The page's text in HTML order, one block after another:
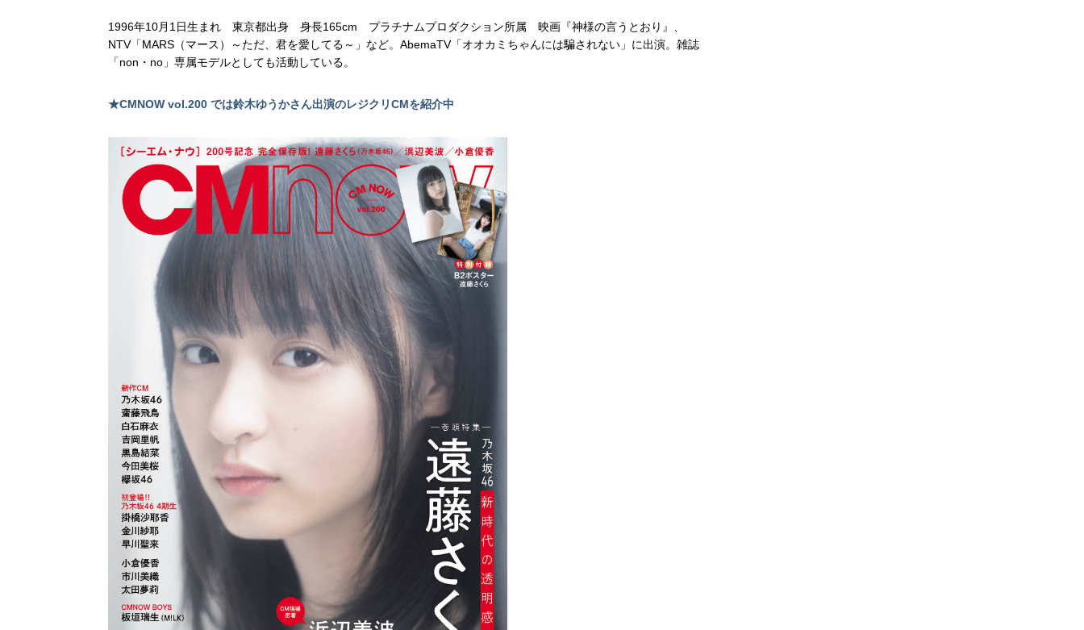
1996年10月1日生まれ 東京都出身 身長165cm プラチナムプロダクション所属 映画『神様の言うとおり』、
NTV「MARS（マース）～ただ、君を愛してる～」など。AbemaTV「オオカミちゃんには騙されない」に出演。雑誌
「non・no」専属モデルとしても活動している。
★CMNOW vol.200 では鈴木ゆうかさん出演のレジクリCMを紹介中